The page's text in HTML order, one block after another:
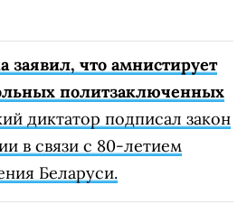
заявил, что амнистирует
политзаключенных
диктатор подписал закон
в связи с 80-летием
Беларуси.